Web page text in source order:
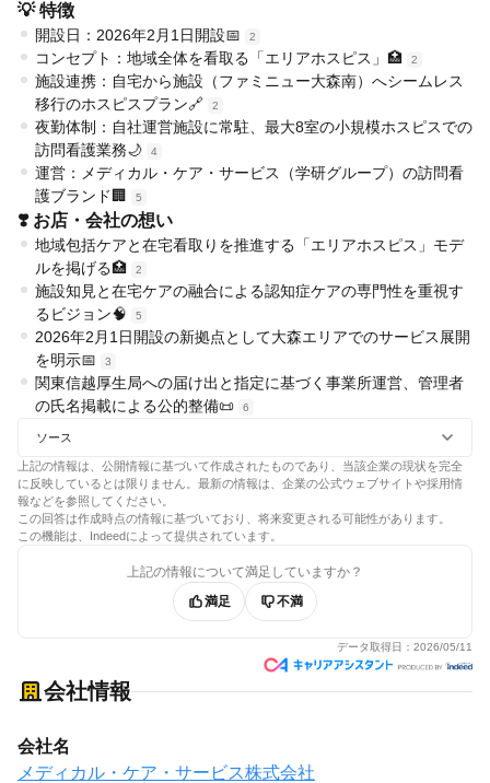
💡 特徴
開設日：2026年2月1日開設📅 2
コンセプト：地域全体を看取る「エリアホスピス」🏥 2
施設連携：自宅から施設（ファミニュー大森南）へシームレス
移行のホスピスプラン🔗
2
夜勤体制：自社運営施設に常駐、最大8室の小規模ホスピスでの
訪問看護業務🌙
4
運営：メディカル・ケア・サービス（学研グループ）の訪問看
護ブランド🏢
5
❣️ お店・会社の想い
地域包括ケアと在宅看取りを推進する「エリアホスピス」モデ
ルを掲げる🏥
2
施設知見と在宅ケアの融合による認知症ケアの専門性を重視す
るビジョン🧠
5
2026年2月1日開設の新拠点として大森エリアでのサービス展開
を明示📅
3
関東信越厚生局への届け出と指定に基づく事業所運営、管理者
の氏名掲載による公的整備📜
6
ソース
上記の情報は、公開情報に基づいて作成されたものであり、当該企業の現状を完全
に反映しているとは限りません。最新の情報は、企業の公式ウェブサイトや採用情
報などを参照してください。
この回答は作成時点の情報に基づいており、将来変更される可能性があります。
この機能は、Indeedによって提供されています。
上記の情報について満足していますか？
満足
不満
データ取得日： 2026/05/11
会社情報
会社名
メディカル・ケア・サービス株式会社